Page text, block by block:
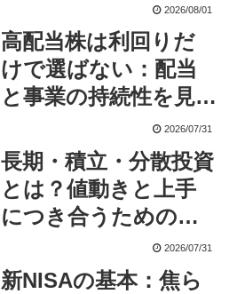
2026/08/01
高配当株は利回りだ
けで選ばない：配当
と事業の持続性を見
2026/07/31
長期・積立・分散投資
とは？値動きと上手
につき合うための基
2026/07/31
新NISAの基本：焦ら